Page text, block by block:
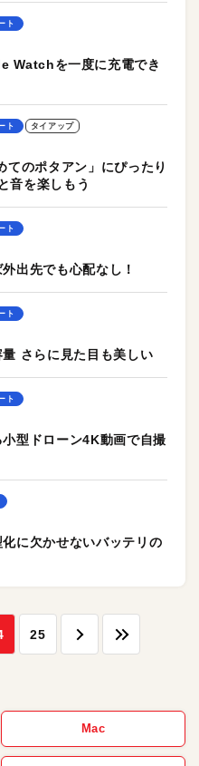
ト
Watchを一度に充電でき
ト タイアップ
てのポタアン」にぴったり
音を楽しもう
ト
出先でも心配なし！
ト
さらに見た目も美しい
ト
型ドローン4K動画で自撮
に欠かせないバッテリの
25
Mac